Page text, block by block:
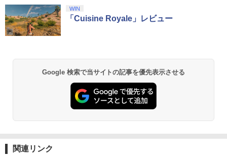
WIN
「Cuisine Royale」レビュー
Google 検索で当サイトの記事を優先表示させる
関連リンク